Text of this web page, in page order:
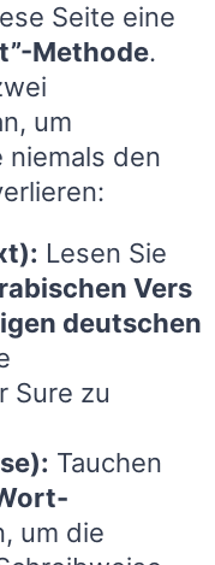
Seite eine
Methode.
um
niemals den
Lesen Sie
Vers
deutschen
Sure zu
Tauchen
um die